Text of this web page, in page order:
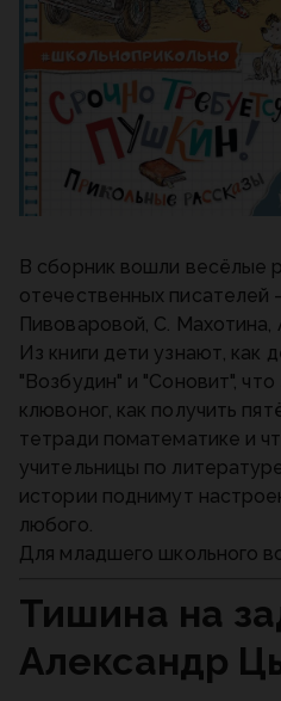
В сборник вошли весёлые
отечественных писателей
Пивоваровой, С. Махотина,
Из книги дети узнают, как
"Возбудин" и "Соновит",
клювоног, как получить
тетради поматематике и
учительницы по
истории поднимут
любого.
Для младшего школьного
Тишина на
Александр